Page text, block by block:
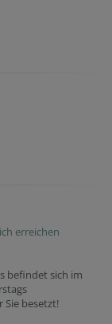
erreichen
befindet sich im
Sie besetzt!